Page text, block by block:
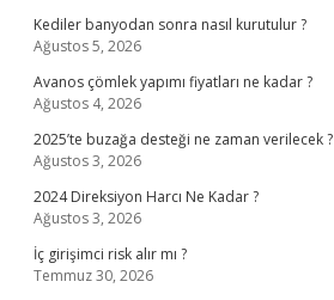
Kediler banyodan sonra nasıl kurutulur ?
Ağustos 5, 2026
Avanos çömlek yapımı fiyatları ne kadar ?
Ağustos 4, 2026
2025’te buzağa desteği ne zaman verilecek ?
Ağustos 3, 2026
2024 Direksiyon Harcı Ne Kadar ?
Ağustos 3, 2026
İç girişimci risk alır mı ?
Temmuz 30, 2026